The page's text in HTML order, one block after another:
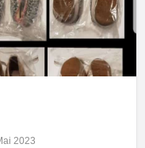
2023